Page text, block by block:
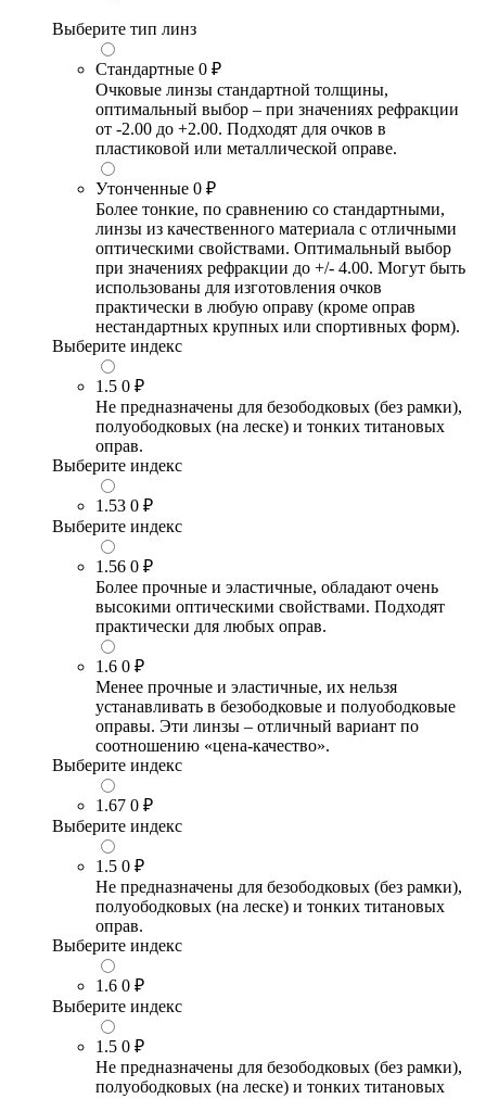
Выберите тип линз
Стандартные 0 ₽
Очковые линзы стандартной толщины,
оптимальный выбор – при значениях рефракции
от -2.00 до +2.00. Подходят для очков в
пластиковой или металлической оправе.
Утонченные 0 ₽
Более тонкие, по сравнению со стандартными,
линзы из качественного материала с отличными
оптическими свойствами. Оптимальный выбор
при значениях рефракции до +/- 4.00. Могут быть
использованы для изготовления очков
практически в любую оправу (кроме оправ
нестандартных крупных или спортивных форм).
Выберите индекс
1.5 0 ₽
Не предназначены для безободковых (без рамки),
полуободковых (на леске) и тонких титановых
оправ.
Выберите индекс
1.53 0 ₽
Выберите индекс
1.56 0 ₽
Более прочные и эластичные, обладают очень
высокими оптическими свойствами. Подходят
практически для любых оправ.
1.6 0 ₽
Менее прочные и эластичные, их нельзя
устанавливать в безободковые и полуободковые
оправы. Эти линзы – отличный вариант по
соотношению «цена-качество».
Выберите индекс
1.67 0 ₽
Выберите индекс
1.5 0 ₽
Не предназначены для безободковых (без рамки),
полуободковых (на леске) и тонких титановых
оправ.
Выберите индекс
1.6 0 ₽
Выберите индекс
1.5 0 ₽
Не предназначены для безободковых (без рамки),
полуободковых (на леске) и тонких титановых